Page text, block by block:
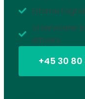
Erfarne
Vi servicerer
erhverv
+45 30 80